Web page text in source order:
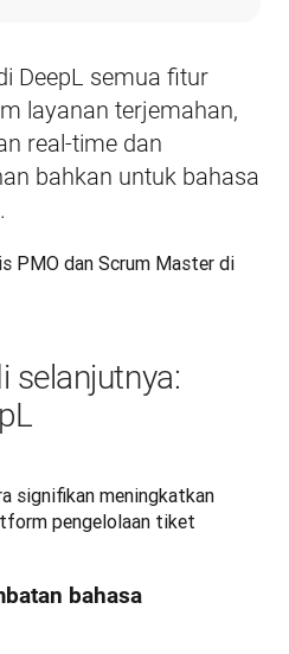
DeepL semua fitur
layanan terjemahan,
real-time dan
bahkan untuk bahasa
PMO dan Scrum Master di
selanjutnya:
signifikan meningkatkan
pengelolaan tiket
bahasa